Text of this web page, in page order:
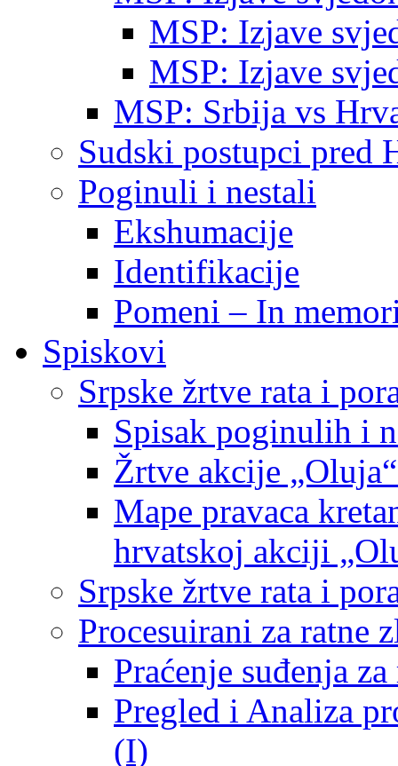
MSP: Izjave
MSP: Izjave
MSP: Srbija vs
Sudski postupci pred
Poginuli i nestali
Ekshumacije
Identifikacije
Pomeni – In
Spiskovi
Srpske žrtve rata i
Spisak poginulih i
Žrtve akcije
Mape pravaca
hrvatskoj akciji
Srpske žrtve rata i
Procesuirani za ratne
Praćenje suđenja
Pregled i Analiza
(I)